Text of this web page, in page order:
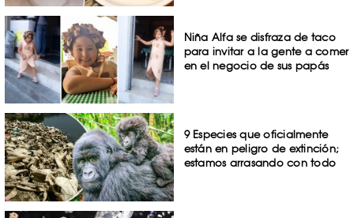
Niña Alfa se disfraza de taco
para invitar a la gente a comer
en el negocio de sus papás
9 Especies que oficialmente
están en peligro de extinción;
estamos arrasando con todo